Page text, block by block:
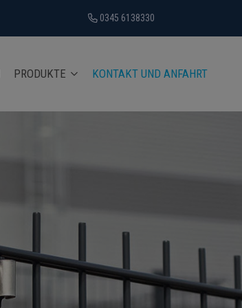
0345 6138330
PRODUKTE KONTAKT UND ANFAHRT